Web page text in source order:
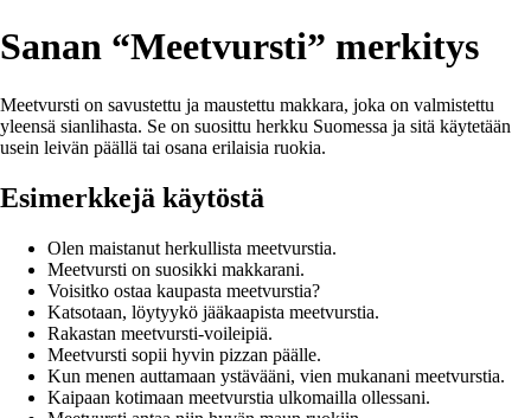
Sanan “Meetvursti” merkitys
Meetvursti on savustettu ja maustettu makkara, joka on valmistettu
yleensä sianlihasta. Se on suosittu herkku Suomessa ja sitä käytetään
usein leivän päällä tai osana erilaisia ruokia.
Esimerkkejä käytöstä
Olen maistanut herkullista meetvurstia.
Meetvursti on suosikki makkarani.
Voisitko ostaa kaupasta meetvurstia?
Katsotaan, löytyykö jääkaapista meetvurstia.
Rakastan meetvursti-voileipiä.
Meetvursti sopii hyvin pizzan päälle.
Kun menen auttamaan ystävääni, vien mukanani meetvurstia.
Kaipaan kotimaan meetvurstia ulkomailla ollessani.